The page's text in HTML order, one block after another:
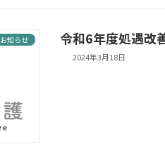
お知らせ 令和6年度処遇改
2024年3月18日